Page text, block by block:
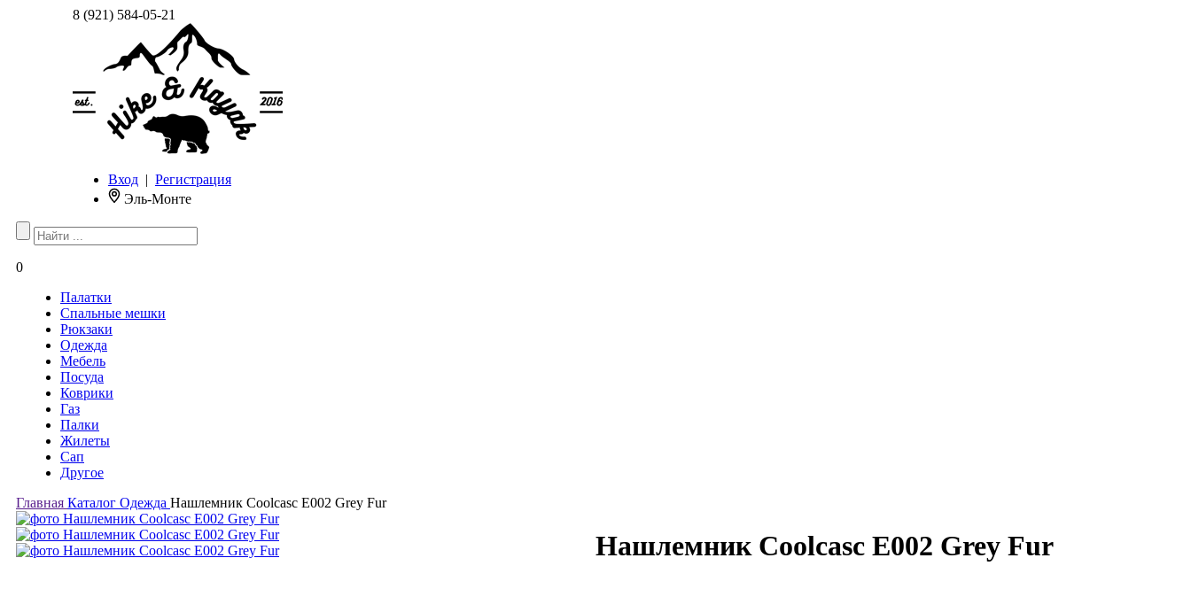
8 (921) 584-05-21
Вход | Регистрация
Эль-Монте
0
Палатки
Спальные мешки
Рюкзаки
Одежда
Мебель
Посуда
Коврики
Газ
Палки
Жилеты
Сап
Другое
Главная Каталог Одежда Нашлемник Coolcasc E002 Grey Fur
Нашлемник Coolcasc E002 Grey Fur